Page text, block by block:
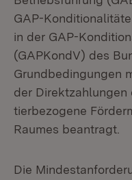
GAP-
in der GAP-
(GAPKondV) des
Grundbedingungen
der
tierbezogene
Raumes beantragt.
Die